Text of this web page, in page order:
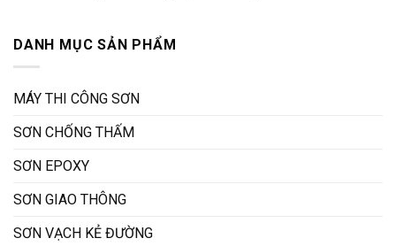
DANH MỤC SẢN PHẨM
MÁY THI CÔNG SƠN
SƠN CHỐNG THẤM
SƠN EPOXY
SƠN GIAO THÔNG
SƠN VẠCH KẺ ĐƯỜNG